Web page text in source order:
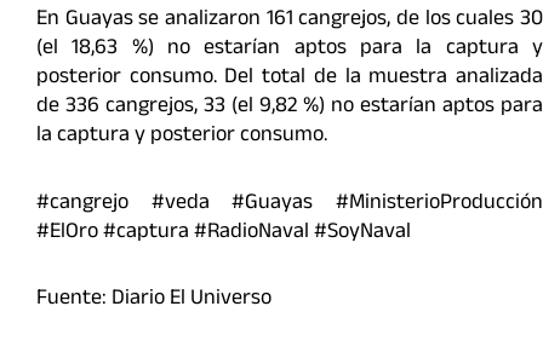
En Guayas se analizaron 161 cangrejos, de los cuales 30
(el 18,63 %) no estarían aptos para la captura y
posterior consumo. Del total de la muestra analizada
de 336 cangrejos, 33 (el 9,82 %) no estarían aptos para
la captura y posterior consumo.
#cangrejo #veda #Guayas #MinisterioProducción
#ElOro #captura #RadioNaval #SoyNaval
Fuente: Diario El Universo